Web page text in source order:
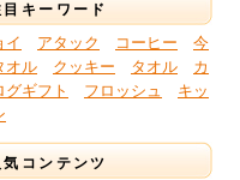
目キーワード
イ アタック コーヒー
今
オル
クッキー タオル
カ
グギフト
フロッシュ
キッ
気コンテンツ